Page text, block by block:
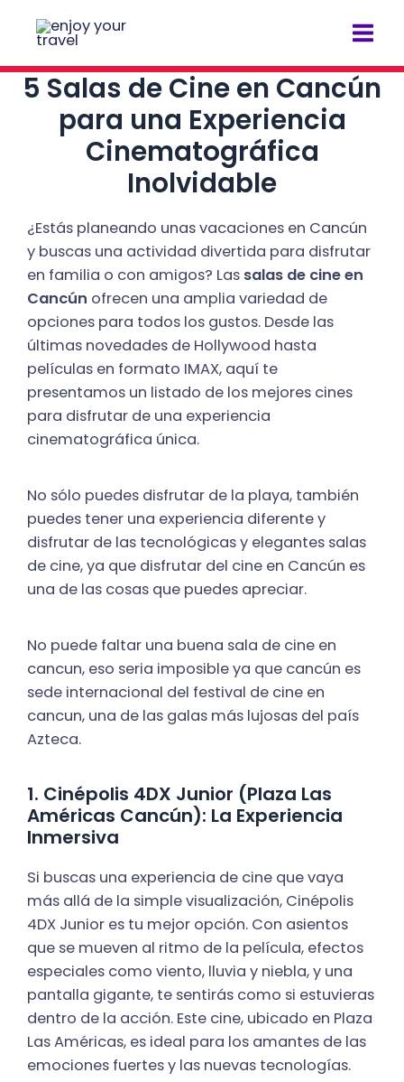
Main
5 Salas de Cine en Cancún
para una Experiencia
Cinematográfica
Inolvidable
¿Estás planeando unas vacaciones en Cancún
y buscas una actividad divertida para disfrutar
en familia o con amigos? Las salas de cine en
Cancún ofrecen una amplia variedad de
opciones para todos los gustos. Desde las
últimas novedades de Hollywood hasta
películas en formato IMAX, aquí te
presentamos un listado de los mejores cines
para disfrutar de una experiencia
cinematográfica única.
No sólo puedes disfrutar de la playa, también
puedes tener una experiencia diferente y
disfrutar de las tecnológicas y elegantes salas
de cine, ya que disfrutar del cine en Cancún es
una de las cosas que puedes apreciar.
No puede faltar una buena sala de cine en
cancun, eso seria imposible ya que cancún es
sede internacional del festival de cine en
cancun, una de las galas más lujosas del país
Azteca.
1. Cinépolis 4DX Junior (Plaza Las
Américas Cancún): La Experiencia
Inmersiva
Si buscas una experiencia de cine que vaya
más allá de la simple visualización, Cinépolis
4DX Junior es tu mejor opción. Con asientos
que se mueven al ritmo de la película, efectos
especiales como viento, lluvia y niebla, y una
pantalla gigante, te sentirás como si estuvieras
dentro de la acción. Este cine, ubicado en Plaza
Las Américas, es ideal para los amantes de las
emociones fuertes y las nuevas tecnologías.